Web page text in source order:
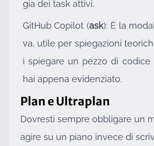
gia dei task attivi.
GitHub Copilot (ask): È la
va, utile per spiegazioni
i spiegare un pezzo di codice
hai appena evidenziato.
Plan e Ultraplan
Dovresti sempre obbligare un
agire su un piano invece di